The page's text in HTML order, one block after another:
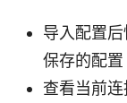
导入配置
保存的配置
查看当前